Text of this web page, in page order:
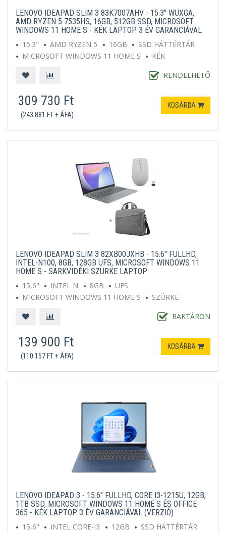
LENOVO IDEAPAD SLIM 3 83K7007AHV - 15.3" WUXGA,
AMD RYZEN 5 7535HS, 16GB, 512GB SSD, MICROSOFT
WINDOWS 11 HOME S - KÉK LAPTOP 3 ÉV GARANCIÁVAL
15.3"
AMD RYZEN 5 16GB
SSD HÁTTÉRTÁR
MICROSOFT WINDOWS 11 HOME S
KÉK
RENDELHETŐ
309 730 Ft
(243 881 FT + ÁFA)
KOSÁRBA
LENOVO IDEAPAD SLIM 3 82XB00JXHB - 15.6" FULLHD,
INTEL-N100, 8GB, 128GB UFS, MICROSOFT WINDOWS 11
HOME S - SARKVIDÉKI SZÜRKE LAPTOP
15,6"
INTEL N 8GB
UFS
MICROSOFT WINDOWS 11 HOME S
SZÜRKE
RAKTÁRON
139 900 Ft
(110 157 FT + ÁFA)
KOSÁRBA
LENOVO IDEAPAD 3 - 15.6" FULLHD, CORE I3-1215U, 12GB,
1TB SSD, MICROSOFT WINDOWS 11 HOME S ÉS OFFICE
365 - KÉK LAPTOP 3 ÉV GARANCIÁVAL (VERZIÓ)
15,6"
INTEL CORE-I3 12GB
SSD HÁTTÉRTÁR